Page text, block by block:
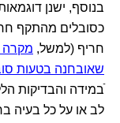
בנוסף, ישנן
כסובלים מהתקף
חריף (למשל, מקרה
שאובחנה בטעות
ֿבמידה והבדיקות
לב או על כל בעיה